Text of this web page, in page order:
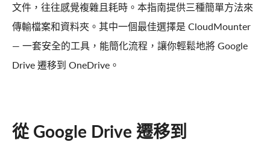
文件，往往感覺複雜且耗時。本指南提供三種簡單方法來
傳輸檔案和資料夾。其中一個最佳選擇是 CloudMounter
— 一套安全的工具，能簡化流程，讓你輕鬆地將 Google
Drive 遷移到 OneDrive。
從 Google Drive 遷移到